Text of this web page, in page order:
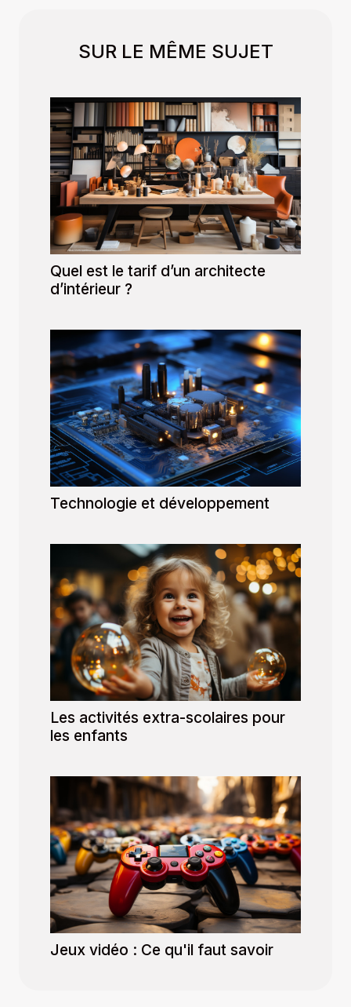
SUR LE MÊME SUJET
Quel est le tarif d’un architecte
d’intérieur ?
Technologie et développement
Les activités extra-scolaires pour
les enfants
Jeux vidéo : Ce qu'il faut savoir